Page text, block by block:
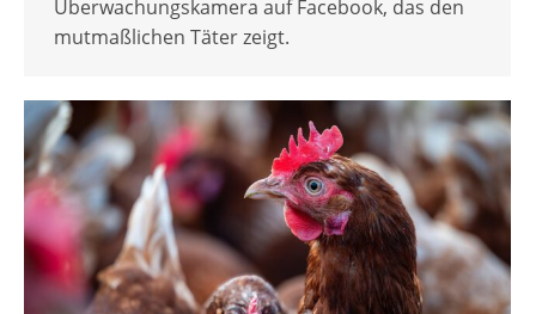
Überwachungskamera auf Facebook, das den
mutmaßlichen Täter zeigt.